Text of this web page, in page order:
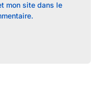
mon site dans le